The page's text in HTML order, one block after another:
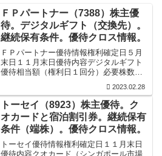
ＦＰパートナー（7388）株主優
待。デジタルギフト（交換先）。
継続保有条件。優待クロス情報。
ＦＰパートナー優待情報権利確定日５月
末日１１月末日優待内容デジタルギフト
優待相当額（権利日１回分）必要株数優
件公式毎年５月末日・11 月末日及び各基
準日から６か月前の基準日において、同
じ株主番号で連...
2023.02.28
トーセイ（8923）株主優待。ク
オカードと宿泊割引券。継続保有
条件（端株）。優待クロス情報。
トーセイ優待情報権利確定日１１月末日
優待内容クオカード（シンガポール市場